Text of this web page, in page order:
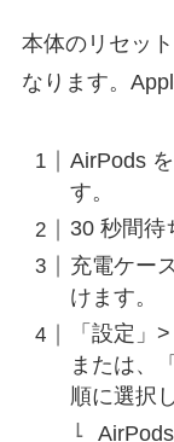
本体のリセッ
なります。
AirPods
す。
30 秒間待
充電ケー
けます。
「設定」
または、
順に選択